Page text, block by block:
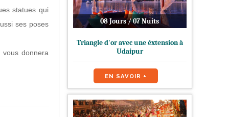
statues qui
ses poses
donnera
08 Jours / 07 Nuits
Triangle d'or avec une éxtension à
Udaipur
EN SAVOIR +